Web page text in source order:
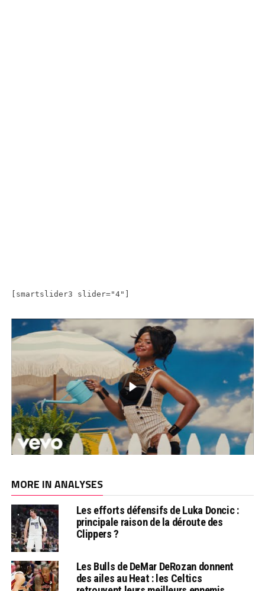
[smartslider3 slider="4"]
MORE IN ANALYSES
Les efforts défensifs de Luka Doncic :
principale raison de la déroute des
Clippers ?
Les Bulls de DeMar DeRozan donnent
des ailes au Heat : les Celtics